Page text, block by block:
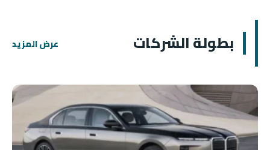
بطولة الشركات عرض المزيد